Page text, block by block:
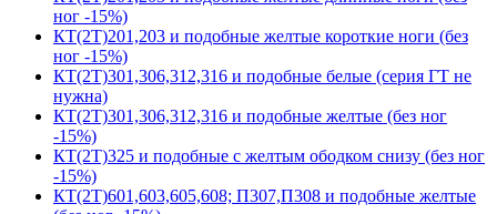
ног -15%)
КТ(2Т)201,203 и подобные желтые короткие ноги (без
ног -15%)
КТ(2Т)301,306,312,316 и подобные белые (серия ГТ не
нужна)
КТ(2Т)301,306,312,316 и подобные желтые (без ног
-15%)
КТ(2Т)325 и подобные с желтым ободком снизу (без ног
-15%)
КТ(2Т)601,603,605,608; П307,П308 и подобные желтые